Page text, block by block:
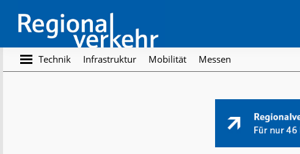
main
content
footer
Regionalverkehr
Die
Fachzeitschrift
Technik Infrastruktur Mobilität Messen